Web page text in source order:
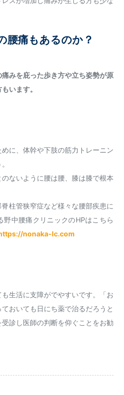
腰痛もあるのか？
みを庇った歩き方や立ち姿勢が原
います。
に、体幹や下肢の筋力トレーニン
ないように腰は腰、膝は膝で根本
柱管狭窄症など様々な腰部疾患に
中腰痛クリニックのHPはこちら
nonaka-lc.com
生活に支障がでやすいです。「お
おいても日にち薬で治るだろうと
診し医師の判断を仰ぐことをお勧